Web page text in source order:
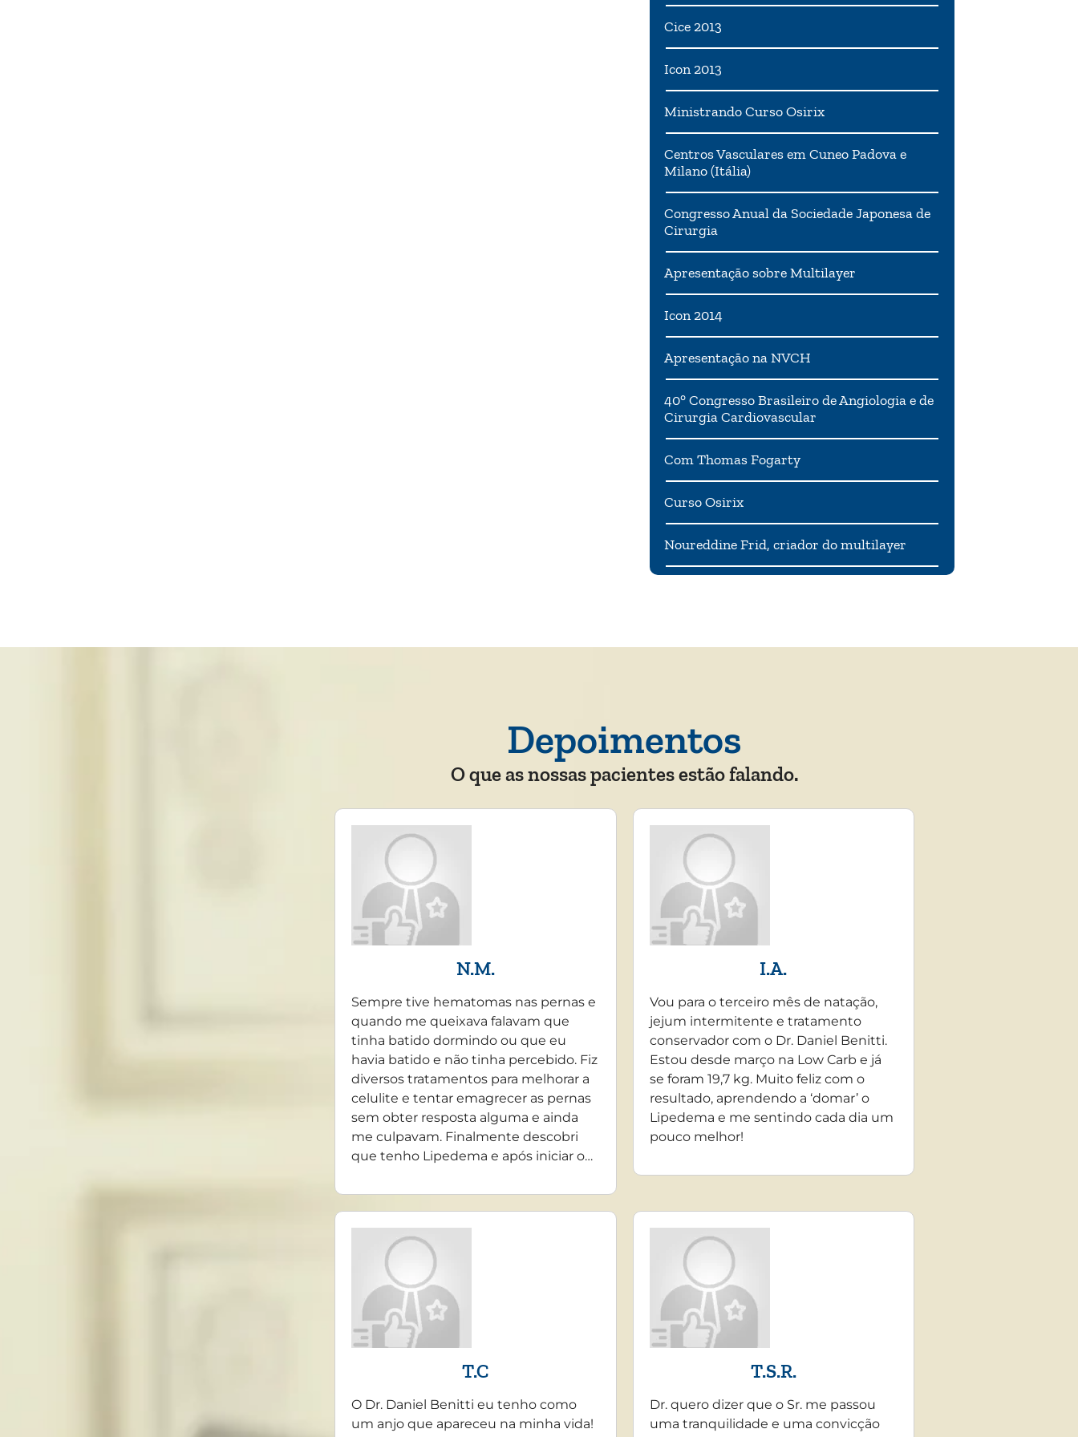
Cice 2013
Icon 2013
Ministrando Curso Osirix
Centros Vasculares em Cuneo Padova e
Milano (Itália)
Congresso Anual da Sociedade Japonesa de
Cirurgia
Apresentação sobre Multilayer
Icon 2014
Apresentação na NVCH
40° Congresso Brasileiro de Angiologia e de
Cirurgia Cardiovascular
Com Thomas Fogarty
Curso Osirix
Noureddine Frid, criador do multilayer
Depoimentos
O que as nossas pacientes estão falando.
N.M.
Sempre tive hematomas nas pernas e
quando me queixava falavam que
tinha batido dormindo ou que eu
havia batido e não tinha percebido. Fiz
diversos tratamentos para melhorar a
celulite e tentar emagrecer as pernas
sem obter resposta alguma e ainda
me culpavam. Finalmente descobri
que tenho Lipedema e após iniciar o…
I.A.
Vou para o terceiro mês de natação,
jejum intermitente e tratamento
conservador com o Dr. Daniel Benitti.
Estou desde março na Low Carb e já
se foram 19,7 kg. Muito feliz com o
resultado, aprendendo a ‘domar’ o
Lipedema e me sentindo cada dia um
pouco melhor!
T.C
O Dr. Daniel Benitti eu tenho como
um anjo que apareceu na minha vida!
T.S.R.
Dr. quero dizer que o Sr. me passou
uma tranquilidade e uma convicção